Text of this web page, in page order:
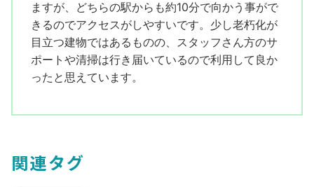
ますが、どちらの駅からも約10分で向かう事がで
きるのでアクセスがしやすいです。少し老朽化が
目立つ建物ではあるものの、スタッフさん方のサ
ポートや清掃は行き届いているので利用して良か
ったと思えています。
関連タグ